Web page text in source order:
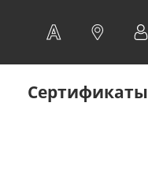
Сертификаты